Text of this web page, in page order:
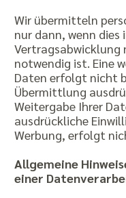
Wir übermitteln
nur dann, wenn dies
Vertragsabwicklung
notwendig ist. Eine
Daten erfolgt nicht
Übermittlung
Weitergabe Ihrer
ausdrückliche
Werbung, erfolgt
Allgemeine
einer